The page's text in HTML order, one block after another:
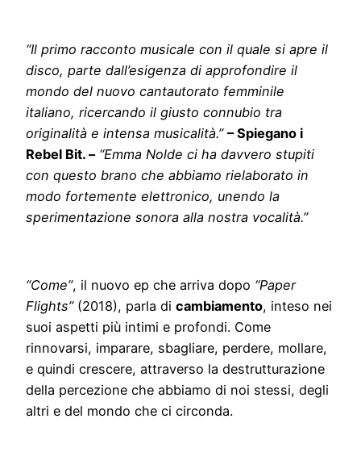
“Il primo racconto musicale con il quale si apre il
disco, parte dall’esigenza di approfondire il
mondo del nuovo cantautorato femminile
italiano, ricercando il giusto connubio tra
originalità e intensa musicalità.” – Spiegano i
Rebel Bit. – “Emma Nolde ci ha davvero stupiti
con questo brano che abbiamo rielaborato in
modo fortemente elettronico, unendo la
sperimentazione sonora alla nostra vocalità.”
“Come”, il nuovo ep che arriva dopo “Paper
Flights” (2018), parla di cambiamento, inteso nei
suoi aspetti più intimi e profondi. Come
rinnovarsi, imparare, sbagliare, perdere, mollare,
e quindi crescere, attraverso la destrutturazione
della percezione che abbiamo di noi stessi, degli
altri e del mondo che ci circonda.